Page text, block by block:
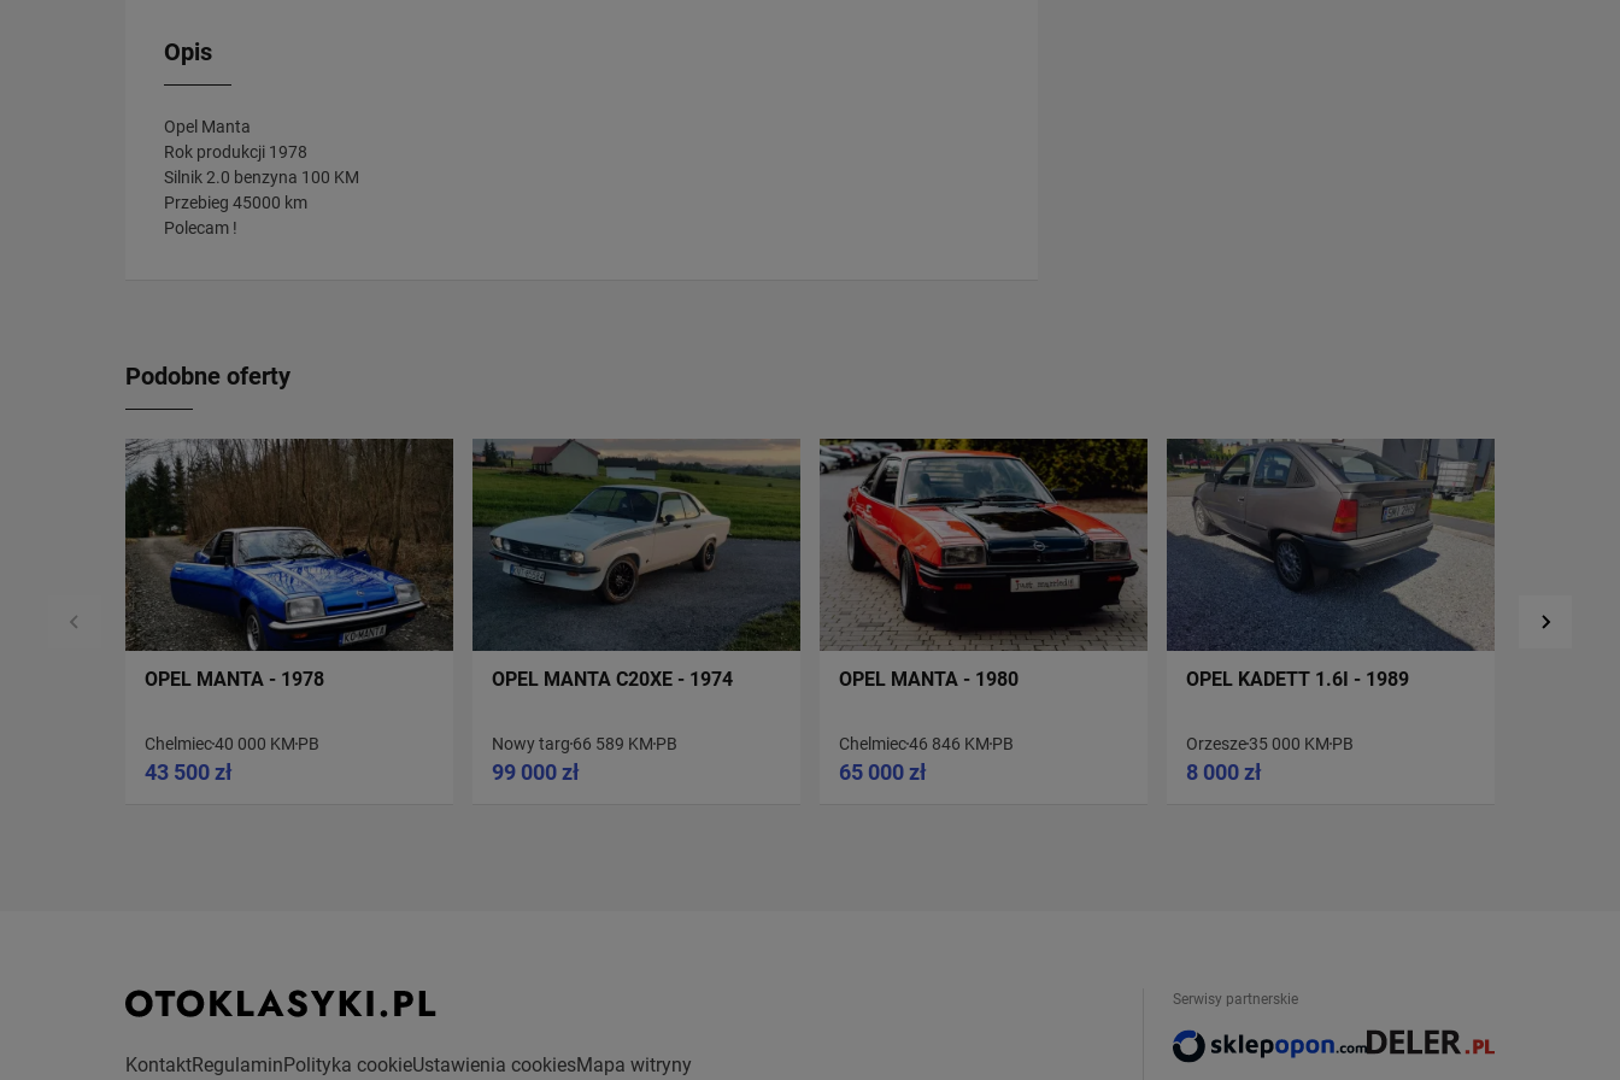
Opis
Opel Manta
Rok produkcji 1978
Silnik 2.0 benzyna 100 KM
Przebieg 45000 km
Polecam !
Podobne oferty
OPEL MANTA - 1978
Chelmiec40 000 KM PB
43 500 zł
OPEL MANTA C20XE - 1974
Nowy targ 66 589 KM PB
99 000 zł
OPEL MANTA - 1980
Chelmiec46 846 KM PB
65 000 zł
OPEL KADETT 1.6I - 1989
Orzesze35 000 KM PB
8 000 zł
KontaktRegulaminPolityka cookieUstawienia cookiesMapa witryny
Serwisy partnerskie